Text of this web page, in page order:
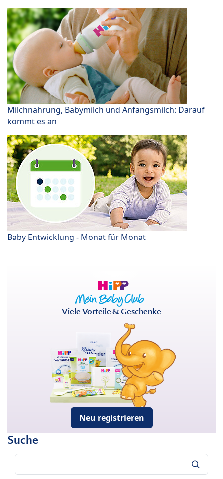
Milchnahrung, Babymilch und Anfangsmilch: Darauf
kommt es an
Baby Entwicklung - Monat für Monat
Viele Vorteile & Geschenke
Neu registrieren
Suche